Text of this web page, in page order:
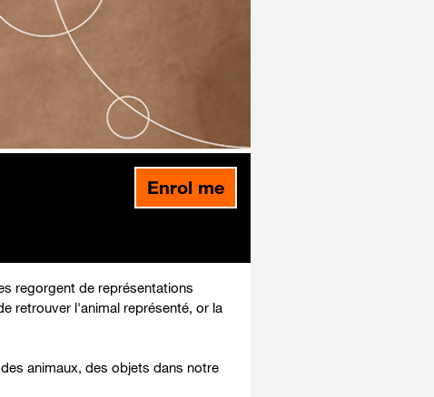
Enrol me
regorgent de représentations
retrouver l'animal représenté, or la
animaux, des objets dans notre